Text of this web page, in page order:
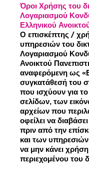
Όροι Χρήσης του
Λογαριασμού
Ελληνικού
Ο επισκέπτης /
υπηρεσιών του
Λογαριασμού
Ανοικτού
αναφερόμενη ως
συγκατάθεσή του
που ισχύουν για
σελίδων, των
αρχείων που
οφείλει να
πριν από την
και των
να μην κάνει
περιεχομένου του